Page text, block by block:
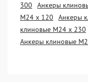
300
Анкеры
М24 х 120
Анкеры
клиновые М24 х 230
Анкеры клиновые